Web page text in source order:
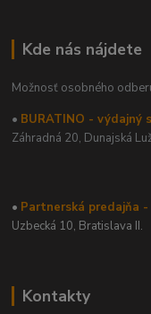
Kde nás nájdete
Možnosť osobného
• BURATINO - výdajný
Záhradná 20, Dunajská
• Partnerská predajňa -
Uzbecká 10, Bratislava II.
Kontakty